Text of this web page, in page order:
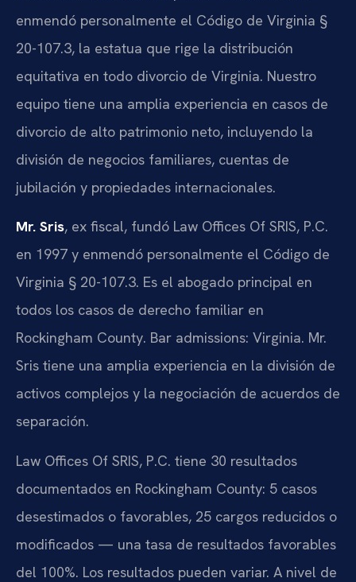
enmendó personalmente el Código de Virginia §
20-107.3, la estatua que rige la distribución
equitativa en todo divorcio de Virginia. Nuestro
equipo tiene una amplia experiencia en casos de
divorcio de alto patrimonio neto, incluyendo la
división de negocios familiares, cuentas de
jubilación y propiedades internacionales.
Mr. Sris, ex fiscal, fundó Law Offices Of SRIS, P.C.
en 1997 y enmendó personalmente el Código de
Virginia § 20-107.3. Es el abogado principal en
todos los casos de derecho familiar en
Rockingham County. Bar admissions: Virginia. Mr.
Sris tiene una amplia experiencia en la división de
activos complejos y la negociación de acuerdos de
separación.
Law Offices Of SRIS, P.C. tiene 30 resultados
documentados en Rockingham County: 5 casos
desestimados o favorables, 25 cargos reducidos o
modificados — una tasa de resultados favorables
del 100%. Los resultados pueden variar. A nivel de